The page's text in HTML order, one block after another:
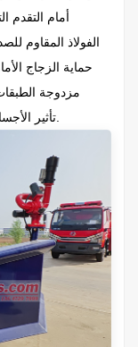
أمام التقدم
مزدوجة